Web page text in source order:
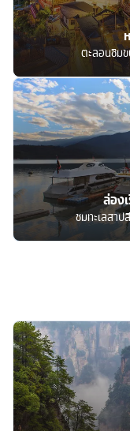
ตะลอนชิม
ล่อง
ชมทะเลสา